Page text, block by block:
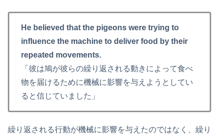
He believed that the pigeons were trying to
influence the machine to deliver food by their
repeated movements.
「彼は鳩が彼らの繰り返される動きによって食べ
物を届けるために機械に影響を与えようとしてい
ると信じていました」
繰り返される行動が機械に影響を与えたのではなく、繰り